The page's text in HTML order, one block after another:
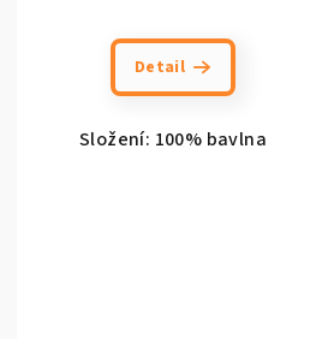
Detail
Složení: 100% bavlna